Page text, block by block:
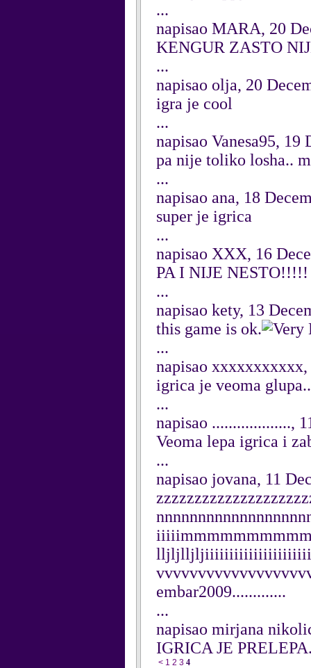
...
napisao MARA, 20
KENGUR ZASTO
...
napisao olja, 20
igra je cool
...
napisao Vanesa95, 19
pa nije toliko losha..
...
napisao ana, 18
super je igrica
...
napisao XXX, 16
PA I NIJE NESTO!!!!!
...
napisao kety, 13
this game is ok.
...
napisao xxxxxxxxxxx,
igrica je veoma
...
napisao ...................,
Veoma lepa igrica i
...
napisao jovana, 11
embar2009.............
...
napisao mirjana
IGRICA JE
< 1 2 3 4